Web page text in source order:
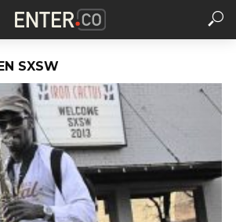
SXSW